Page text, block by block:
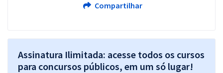
Compartilhar
Assinatura Ilimitada: acesse todos os cursos
para concursos públicos, em um só lugar!